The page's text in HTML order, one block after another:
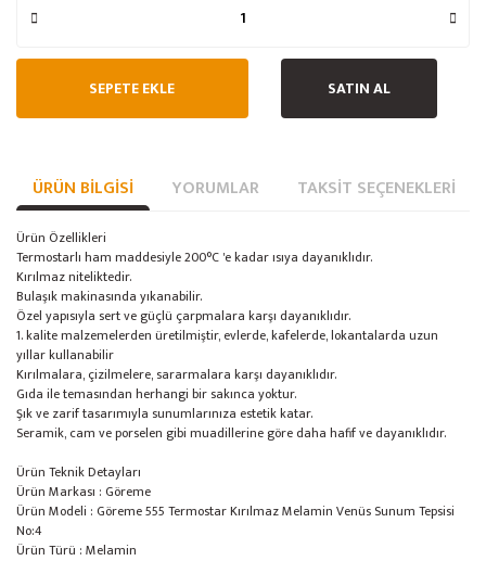
SEPETE EKLE SATIN AL
ÜRÜN BILGISI YORUMLAR TAKSIT SEÇENEKLERI
Ürün Özellikleri
Termostarlı ham maddesiyle 200°C 'e kadar ısıya dayanıklıdır.
Kırılmaz niteliktedir.
Bulaşık makinasında yıkanabilir.
Özel yapısıyla sert ve güçlü çarpmalara karşı dayanıklıdır.
1. kalite malzemelerden üretilmiştir, evlerde, kafelerde, lokantalarda uzun
yıllar kullanabilir
Kırılmalara, çizilmelere, sararmalara karşı dayanıklıdır.
Gıda ile temasından herhangi bir sakınca yoktur.
Şık ve zarif tasarımıyla sunumlarınıza estetik katar.
Seramik, cam ve porselen gibi muadillerine göre daha hafif ve dayanıklıdır.
Ürün Teknik Detayları
Ürün Markası : Göreme
Ürün Modeli : Göreme 555 Termostar Kırılmaz Melamin Venüs Sunum Tepsisi
No:4
Ürün Türü : Melamin